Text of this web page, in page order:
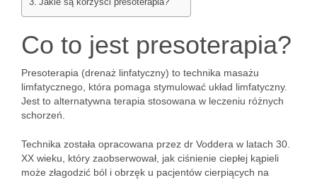
Jakie są korzyści presoterapia?
Co to jest presoterapia?
Presoterapia (drenaż linfatyczny) to technika masażu
limfatycznego, która pomaga stymulować układ limfatyczny.
Jest to alternatywna terapia stosowana w leczeniu różnych
schorzeń.
Technika została opracowana przez dr Voddera w latach 30.
XX wieku, który zaobserwował, jak ciśnienie ciepłej kąpieli
może złagodzić ból i obrzęk u pacjentów cierpiących na